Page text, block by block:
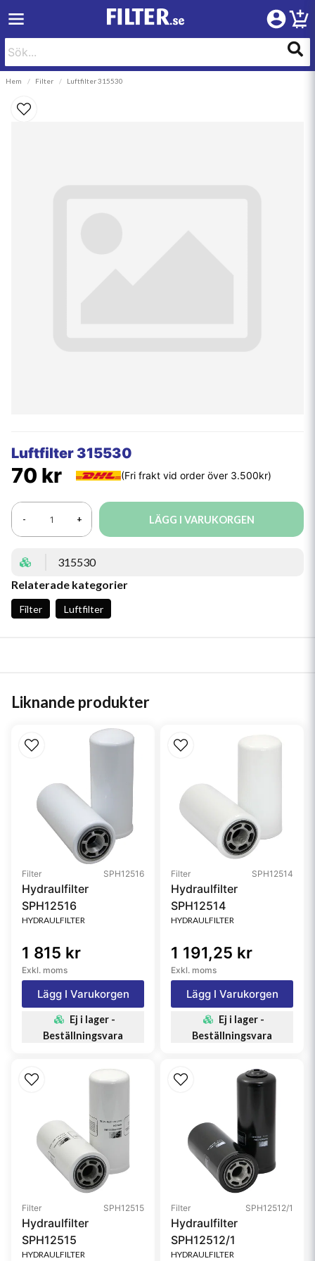
Hem Filter Luftfilter 315530
Luftfilter 315530
70 kr
- + LÄGG I VARUKORGEN
315530
Relaterade kategorier
Filter Luftfilter
Liknande produkter
Filter SPH12516
Hydraulfilter
SPH12516
HYDRAULFILTER
1 815 kr
Exkl. moms
Lägg I Varukorgen
Ej i lager -
Beställningsvara
Filter SPH12514
Hydraulfilter
SPH12514
HYDRAULFILTER
1 191,25 kr
Exkl. moms
Lägg I Varukorgen
Ej i lager -
Beställningsvara
Filter SPH12515
Hydraulfilter
SPH12515
HYDRAULFILTER
Filter SPH12512/1
Hydraulfilter
SPH12512/1
HYDRAULFILTER